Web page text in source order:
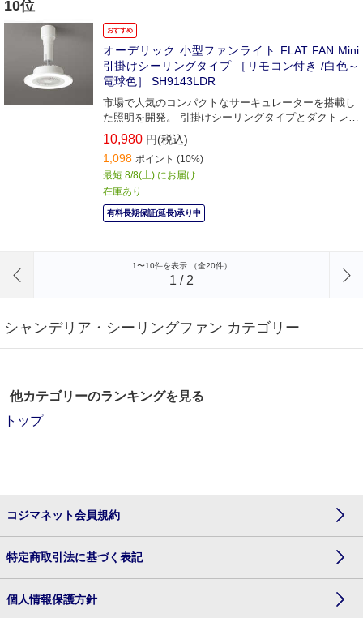
10位
おすすめ
オーデリック 小型ファンライト FLAT FAN Mini
引掛けシーリングタイプ ［リモコン付き /白色～
電球色］ SH9143LDR
市場で人気のコンパクトなサーキュレーターを搭載し
た照明を開発。 引掛けシーリングタイプとダクトレー
ルに取付可能なプラグタイプをタインナップ。
10,980 円(税込)
1,098 ポイント (10%)
最短 8/8(土) にお届け
在庫あり
有料長期保証(延長)承り中
1〜10件を表示 （全20件）
1 / 2
シャンデリア・シーリングファン カテゴリー
他カテゴリーのランキングを見る
トップ
コジマネット会員規約
特定商取引法に基づく表記
個人情報保護方針